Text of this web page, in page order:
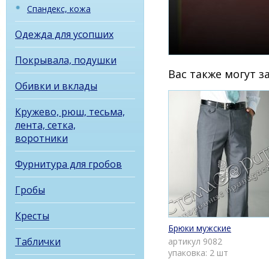
Спандекс, кожа
Одежда для усопших
Покрывала, подушки
Обивки и вклады
Кружево, рюш, тесьма,
лента, сетка,
воротники
Фурнитура для гробов
Гробы
Кресты
Таблички
Вас также могут
Брюки мужские
артикул 9082
упаковка: 2 шт